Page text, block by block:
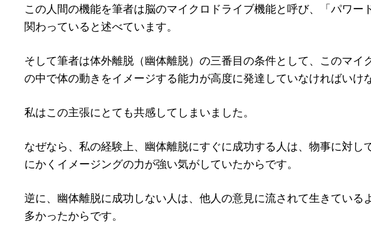
この人間の機能を筆者は脳のマイクロドライブ機能と呼び、「パワー
関わっていると述べています。
そして筆者は体外離脱（幽体離脱）の三番目の条件として、このマ
の中で体の動きをイメージする能力が高度に発達していなければいけ
私はこの主張にとても共感してしまいました。
なぜなら、私の経験上、幽体離脱にすぐに成功する人は、物事に対し
にかくイメージングの力が強い気がしていたからです。
逆に、幽体離脱に成功しない人は、他人の意見に流されて生きている
多かったからです。